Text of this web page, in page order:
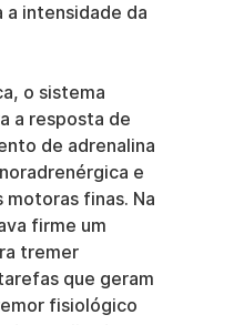
intensidade da
o sistema
a resposta de
de adrenalina
e
finas. Na
firme um
tremer
que geram
fisiológico